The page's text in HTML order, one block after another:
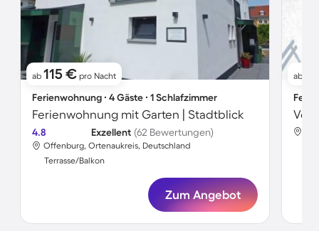
ab 115 € pro Nacht
Ferienwohnung ∙ 4 Gäste ∙ 1 Schlafzimmer
Ferienwohnung mit Garten | Stadtblick
4.8 Exzellent (62 Bewertungen)
Offenburg, Ortenaukreis, Deutschland
Terrasse/Balkon
Zum Angebot
ab